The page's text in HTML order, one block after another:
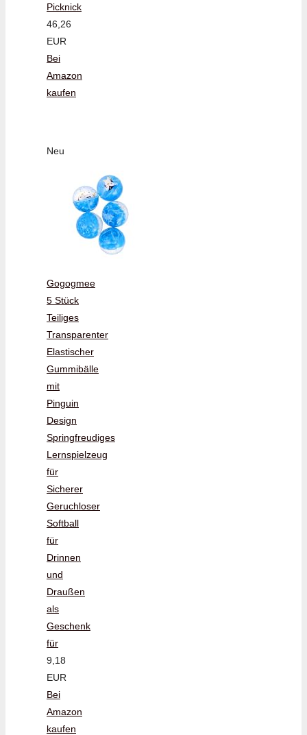
Picknick
46,26
EUR
Bei
Amazon
kaufen
Neu
Gogogmee
5 Stück
Teiliges
Transparenter
Elastischer
Gummibälle
mit
Pinguin
Design
Springfreudiges
Lernspielzeug
für
Sicherer
Geruchloser
Softball
für
Drinnen
und
Draußen
als
Geschenk
für
9,18
EUR
Bei
Amazon
kaufen